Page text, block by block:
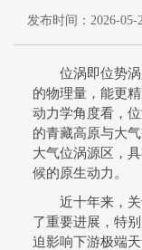
发布时间：2026-
位涡即位势
的物理量，能更
动力学角度看，
的青藏高原与大
大气位涡源区，
候的原生动力。
近十年来，
了重要进展，特
迫影响下游极端